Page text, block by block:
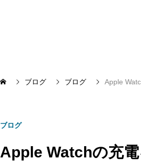
ブログ ブログ Apple
ブログ
Apple Watchの充